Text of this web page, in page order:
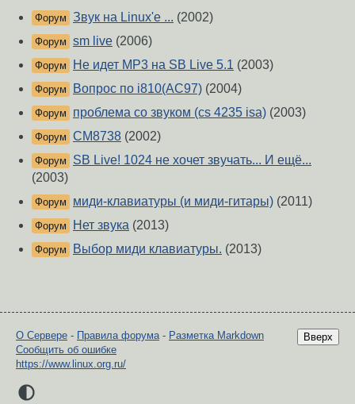
Форум Звук на Linux'е ... (2002)
Форум sm live (2006)
Форум Не идет MP3 на SB Live 5.1 (2003)
Форум Вопрос по i810(AC97) (2004)
Форум проблема со звуком (cs 4235 isa) (2003)
Форум CM8738 (2002)
Форум
SB Live! 1024 не хочет звучать... И ещё...
(2003)
Форум миди-клавиатуры (и миди-гитары) (2011)
Форум Нет звука (2013)
Форум Выбор миди клавиатуры. (2013)
Вверх
О Сервере - Правила форума- Разметка Markdown
Сообщить об ошибке
https://www.linux.org.ru/